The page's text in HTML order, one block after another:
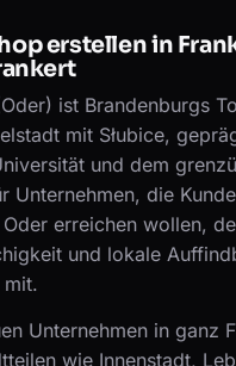
erstellen in
ist Brandenburgs
mit Słubice,
und dem
Unternehmen, die
erreichen wollen,
und lokale
mit.
Unternehmen in ganz
wie Innenstadt,